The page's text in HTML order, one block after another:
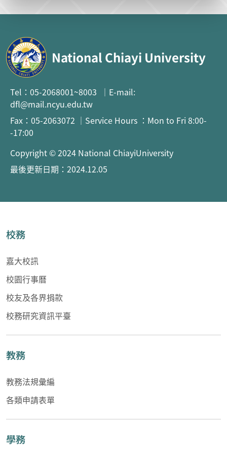
National Chiayi University
Tel：05-2068001~8003 ｜E-mail:
dfl@mail.ncyu.edu.tw
Fax：05-2063072 ｜Service Hours ：Mon to Fri 8:00-
-17:00
Copyright © 2024 National ChiayiUniversity
最後更新日期：2024.12.05
校務
嘉大校訊
校園行事曆
校友及各界捐款
校務研究資訊平臺
教務
教務法規彙編
各類申請表單
學務